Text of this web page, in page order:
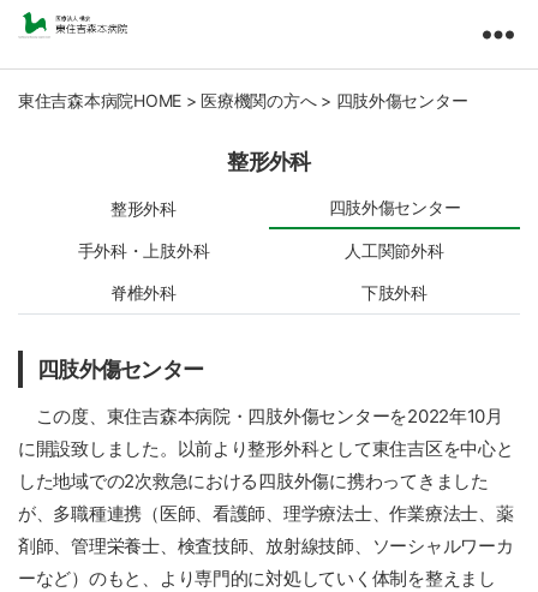
住
吉
人
東住吉森本病院HOME > 医療機関の方へ > 四肢外傷センター
整形外科
整形外科 四肢外傷センター
手外科・上肢外科 人工関節外科
脊椎外科 下肢外科
四肢外傷センター
この度、東住吉森本病院・四肢外傷センターを2022年10⽉
に開設致しました。以前より整形外科として東住吉区を中心と
した地域での2次救急における四肢外傷に携わってきました
が、多職種連携（医師、看護師、理学療法士、作業療法士、薬
剤師、管理栄養士、検査技師、放射線技師、ソーシャルワーカ
ーなど）のもと、より専門的に対処していく体制を整えまし